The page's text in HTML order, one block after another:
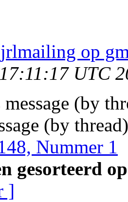
jrlmailing op
UTC
message (by
(by
Nummer 1
gesorteerd
]